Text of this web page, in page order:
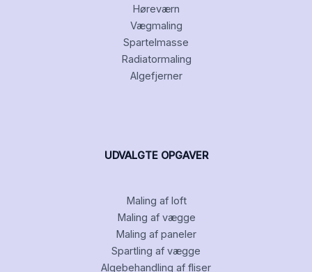
Høreværn
Vægmaling
Spartelmasse
Radiatormaling
Algefjerner
UDVALGTE OPGAVER
Maling af loft
Maling af vægge
Maling af paneler
Spartling af vægge
Algebehandling af fliser